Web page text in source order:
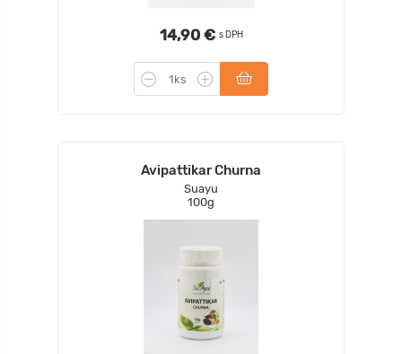
14,90 € s DPH
Avipattikar Churna
Suayu
100g